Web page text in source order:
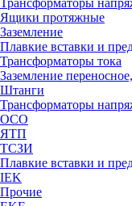
Трансформаторы
Ящики протяжные
Заземление
Плавкие вставки и
Трансформаторы тока
Заземление
Штанги
Трансформаторы
ОСО
ЯТП
ТСЗИ
Плавкие вставки и
IEK
Прочие